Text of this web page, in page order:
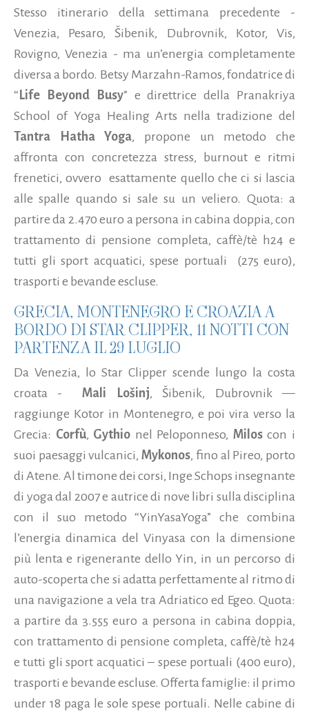
Stesso itinerario della settimana precedente -
Venezia, Pesaro, Šibenik, Dubrovnik, Kotor, Vis,
Rovigno, Venezia - ma un’energia completamente
diversa a bordo. Betsy Marzahn-Ramos, fondatrice di
“ Life Beyond Busy” e direttrice della Pranakriya
School of Yoga Healing Arts nella tradizione del
Tantra Hatha Yoga, propone un metodo che
affronta con concretezza stress, burnout e ritmi
frenetici, ovvero esattamente quello che ci si lascia
alle spalle quando si sale su un veliero. Quota: a
partire da 2.470 euro a persona in cabina doppia, con
trattamento di pensione completa, caffè/tè h24 e
tutti gli sport acquatici, spese portuali (275 euro),
trasporti e bevande escluse.
GRECIA, MONTENEGRO E CROAZIA A
BORDO DI STAR CLIPPER, 11 NOTTI CON
PARTENZA IL 29 LUGLIO
Da Venezia, lo Star Clipper scende lungo la costa
croata -Mali Lošinj, Šibenik, Dubrovnik —
raggiunge Kotor in Montenegro, e poi vira verso la
Grecia: Corfù, Gythio nel Peloponneso, Miloscon i
suoi paesaggi vulcanici,Mykonos, fino al Pireo, porto
di Atene. Al timone dei corsi, Inge Schops insegnante
di yoga dal 2007 e autrice di nove libri sulla disciplina
con il suo metodo “YinYasaYoga” che combina
l’energia dinamica del Vinyasa con la dimensione
più lenta e rigenerante dello Yin, in un percorso di
auto-scoperta che si adatta perfettamente al ritmo di
una navigazione a vela tra Adriatico ed Egeo. Quota:
a partire da 3.555 euro a persona in cabina doppia,
con trattamento di pensione completa, caffè/tè h24
e tutti gli sport acquatici – spese portuali (400 euro),
trasporti e bevande escluse. Offerta famiglie: il primo
under 18 paga le sole spese portuali. Nelle cabine di